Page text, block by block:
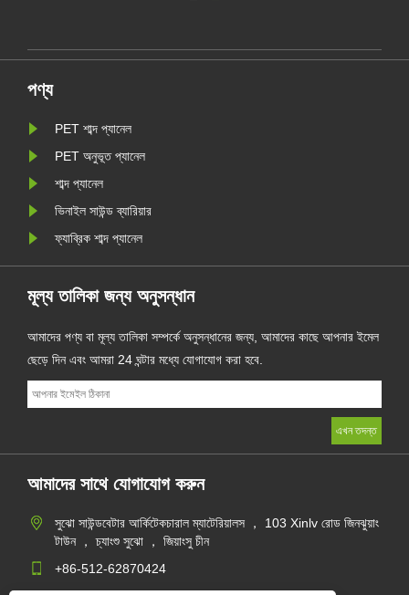
পণ্য
PET শাব্দ প্যানেল
PET অনুভূত প্যানেল
শাব্দ প্যানেল
ভিনাইল সাউন্ড ব্যারিয়ার
ফ্যাব্রিক শাব্দ প্যানেল
মূল্য তালিকা জন্য অনুসন্ধান
আমাদের পণ্য বা মূল্য তালিকা সম্পর্কে অনুসন্ধানের জন্য, আমাদের কাছে আপনার ইমেল
ছেড়ে দিন এবং আমরা 24 ঘন্টার মধ্যে যোগাযোগ করা হবে.
আমাদের সাথে যোগাযোগ করুন
সুঝো সাউন্ডবেটার আর্কিটেকচারাল ম্যাটেরিয়ালস ， 103 Xinlv রোড জিনঝুয়াং
টাউন ， চ্যাংশু সুঝো ， জিয়াংসু চীন
+86-512-62870424